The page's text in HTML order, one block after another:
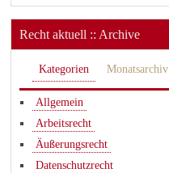
Recht aktuell :: Archive
Kategorien Monatsarchiv
Allgemein
Arbeitsrecht
Äußerungsrecht
Datenschutzrecht